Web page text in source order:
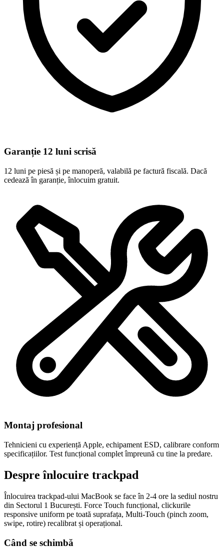
Garanție 12 luni scrisă
12 luni pe piesă și pe manoperă, valabilă pe factură fiscală. Dacă
cedează în garanție, înlocuim gratuit.
Montaj profesional
Tehnicieni cu experiență Apple, echipament ESD, calibrare conform
specificațiilor. Test funcțional complet împreună cu tine la predare.
Despre înlocuire trackpad
Înlocuirea trackpad-ului MacBook se face în 2-4 ore la sediul nostru
din Sectorul 1 București. Force Touch funcțional, clickurile
responsive uniform pe toată suprafața, Multi-Touch (pinch zoom,
swipe, rotire) recalibrat și operațional.
Când se schimbă